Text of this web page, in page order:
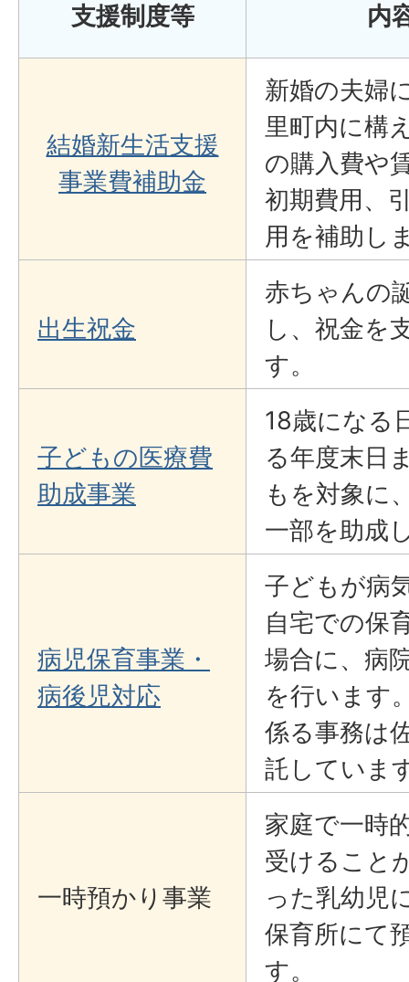
支援制度等 内
結婚新生活支援
事業費補助金
新婚の夫婦
里町内に構
の購入費や
初期費用、
用を補助し
出生祝金
赤ちゃんの
し、祝金を
す。
子どもの医療費
助成事業
18歳になる
る年度末日
もを対象に
一部を助成
病児保育事業・
病後児対応
子どもが病
自宅での保
場合に、病
を行います
係る事務は
託していま
一時預かり事業
家庭で一時
受けること
った乳幼児
保育所にて
す。